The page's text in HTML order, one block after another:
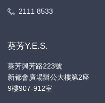
2111 8533
葵芳Y.E.S.
葵芳興芳路223號
新都會廣場辦公大樓第2座
9樓907-912室